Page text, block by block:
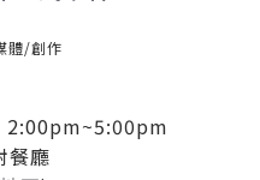
體/創作
2:00pm~5:00pm
餐廳